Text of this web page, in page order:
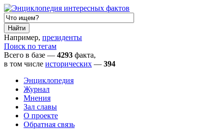
Например, президенты
Поиск по тегам
Всего в базе — 4293 факта,
в том числе исторических — 394
Энциклопедия
Журнал
Мнения
Зал славы
О проекте
Обратная связь